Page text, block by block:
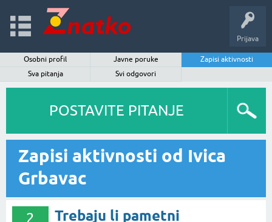
Prijava
Osobni profil Javne poruke
Zapisi aktivnosti
Sva pitanja
Svi odgovori
POSTAVITE PITANJE
Zapisi aktivnosti od Ivica
Grbavac
2
Trebaju li pametni